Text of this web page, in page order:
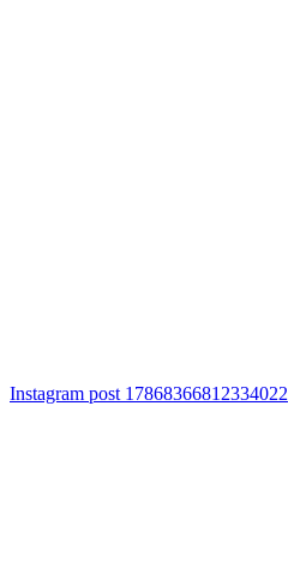
Instagram post 17868366812334022